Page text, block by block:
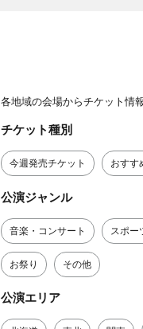
各地域の会場からチケット情
チケット種別
今週発売チケット おすす
公演ジャンル
音楽・コンサート スポー
お祭り その他
公演エリア